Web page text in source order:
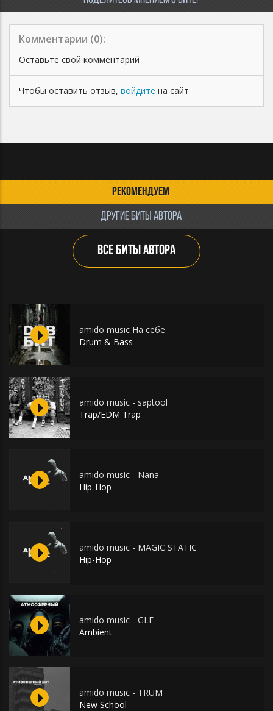
Комментарии (0):
Оставьте свой комментарий
Чтобы оставить отзыв, войдите на сайт
РЕКОМЕНДУЕМ
ДРУГИЕ БИТЫ АВТОРА
ВСЕ БИТЫ АВТОРА
amido music На себе
Drum & Bass
amido music - saptool
Trap/EDM Trap
amido music - Nana
Hip-Hop
amido music - MAGIC STATIC
Hip-Hop
amido music - GLE
Ambient
amido music - TRUM
New School